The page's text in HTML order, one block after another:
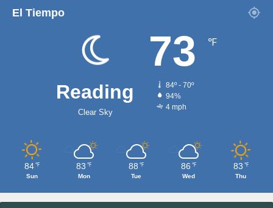
El Tiempo
Reading
Clear Sky
73 ℉
84º - 70º
94%
4 mph
84 ℉
Sun
83 ℉
Mon
88 ℉
Tue
86 ℉
Wed
83 ℉
Thu